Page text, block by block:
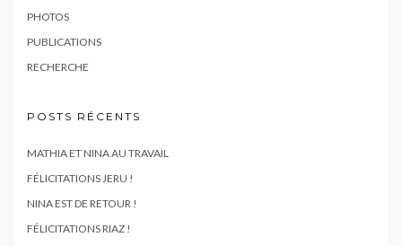
PHOTOS
PUBLICATIONS
RECHERCHE
POSTS RÉCENTS
MATHIA ET NINA AU TRAVAIL
FÉLICITATIONS JERU !
NINA EST DE RETOUR !
FÉLICITATIONS RIAZ !